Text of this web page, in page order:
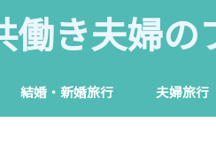
働き夫婦の
結婚・新婚旅行 夫婦旅行